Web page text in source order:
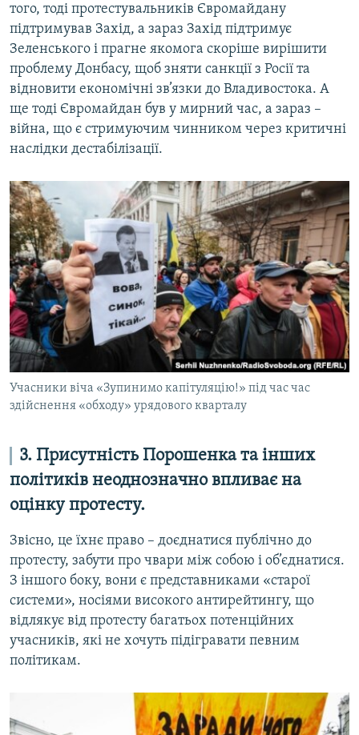
того, тоді протестувальників Євромайдану
підтримував Захід, а зараз Захід підтримує
Зеленського і прагне якомога скоріше вирішити
проблему Донбасу, щоб зняти санкції з Росії та
відновити економічні зв’язки до Владивостока. А
ще тоді Євромайдан був у мирний час, а зараз –
війна, що є стримуючим чинником через критичні
наслідки дестабілізації.
Учасники віча «Зупинимо капітуляцію!» під час час
здійснення «обходу» урядового кварталу
3. Присутність Порошенка та інших
політиків неоднозначно впливає на
оцінку протесту.
Звісно, це їхнє право – доєднатися публічно до
протесту, забути про чвари між собою і об’єднатися.
З іншого боку, вони є представниками «старої
системи», носіями високого антирейтингу, що
відлякує від протесту багатьох потенційних
учасників, які не хочуть підігравати певним
політикам.